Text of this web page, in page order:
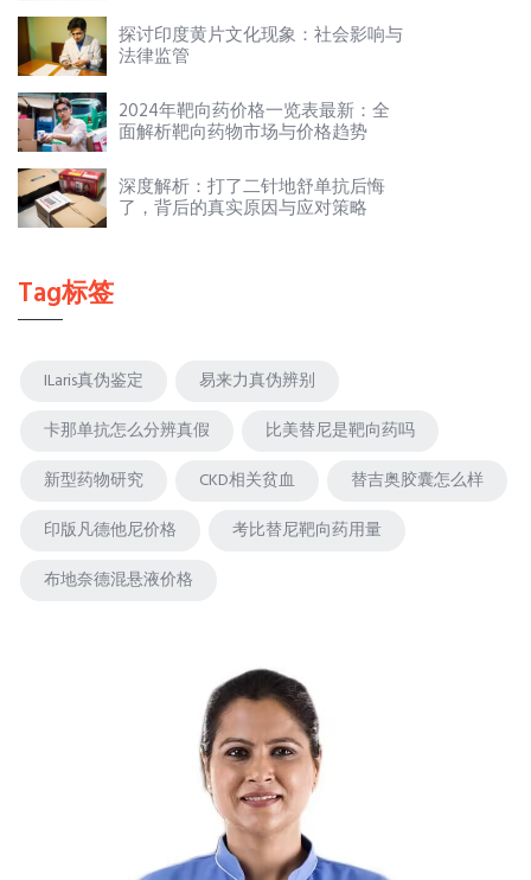
探讨印度黄片文化现象：社会影响与
法律监管
2024年靶向药价格一览表最新：全
面解析靶向药物市场与价格趋势
深度解析：打了二针地舒单抗后悔
了，背后的真实原因与应对策略
Tag标签
ILaris真伪鉴定
易来力真伪辨别
卡那单抗怎么分辨真假
比美替尼是靶向药吗
新型药物研究
CKD相关贫血
替吉奥胶囊怎么样
印版凡德他尼价格
考比替尼靶向药用量
布地奈德混悬液价格